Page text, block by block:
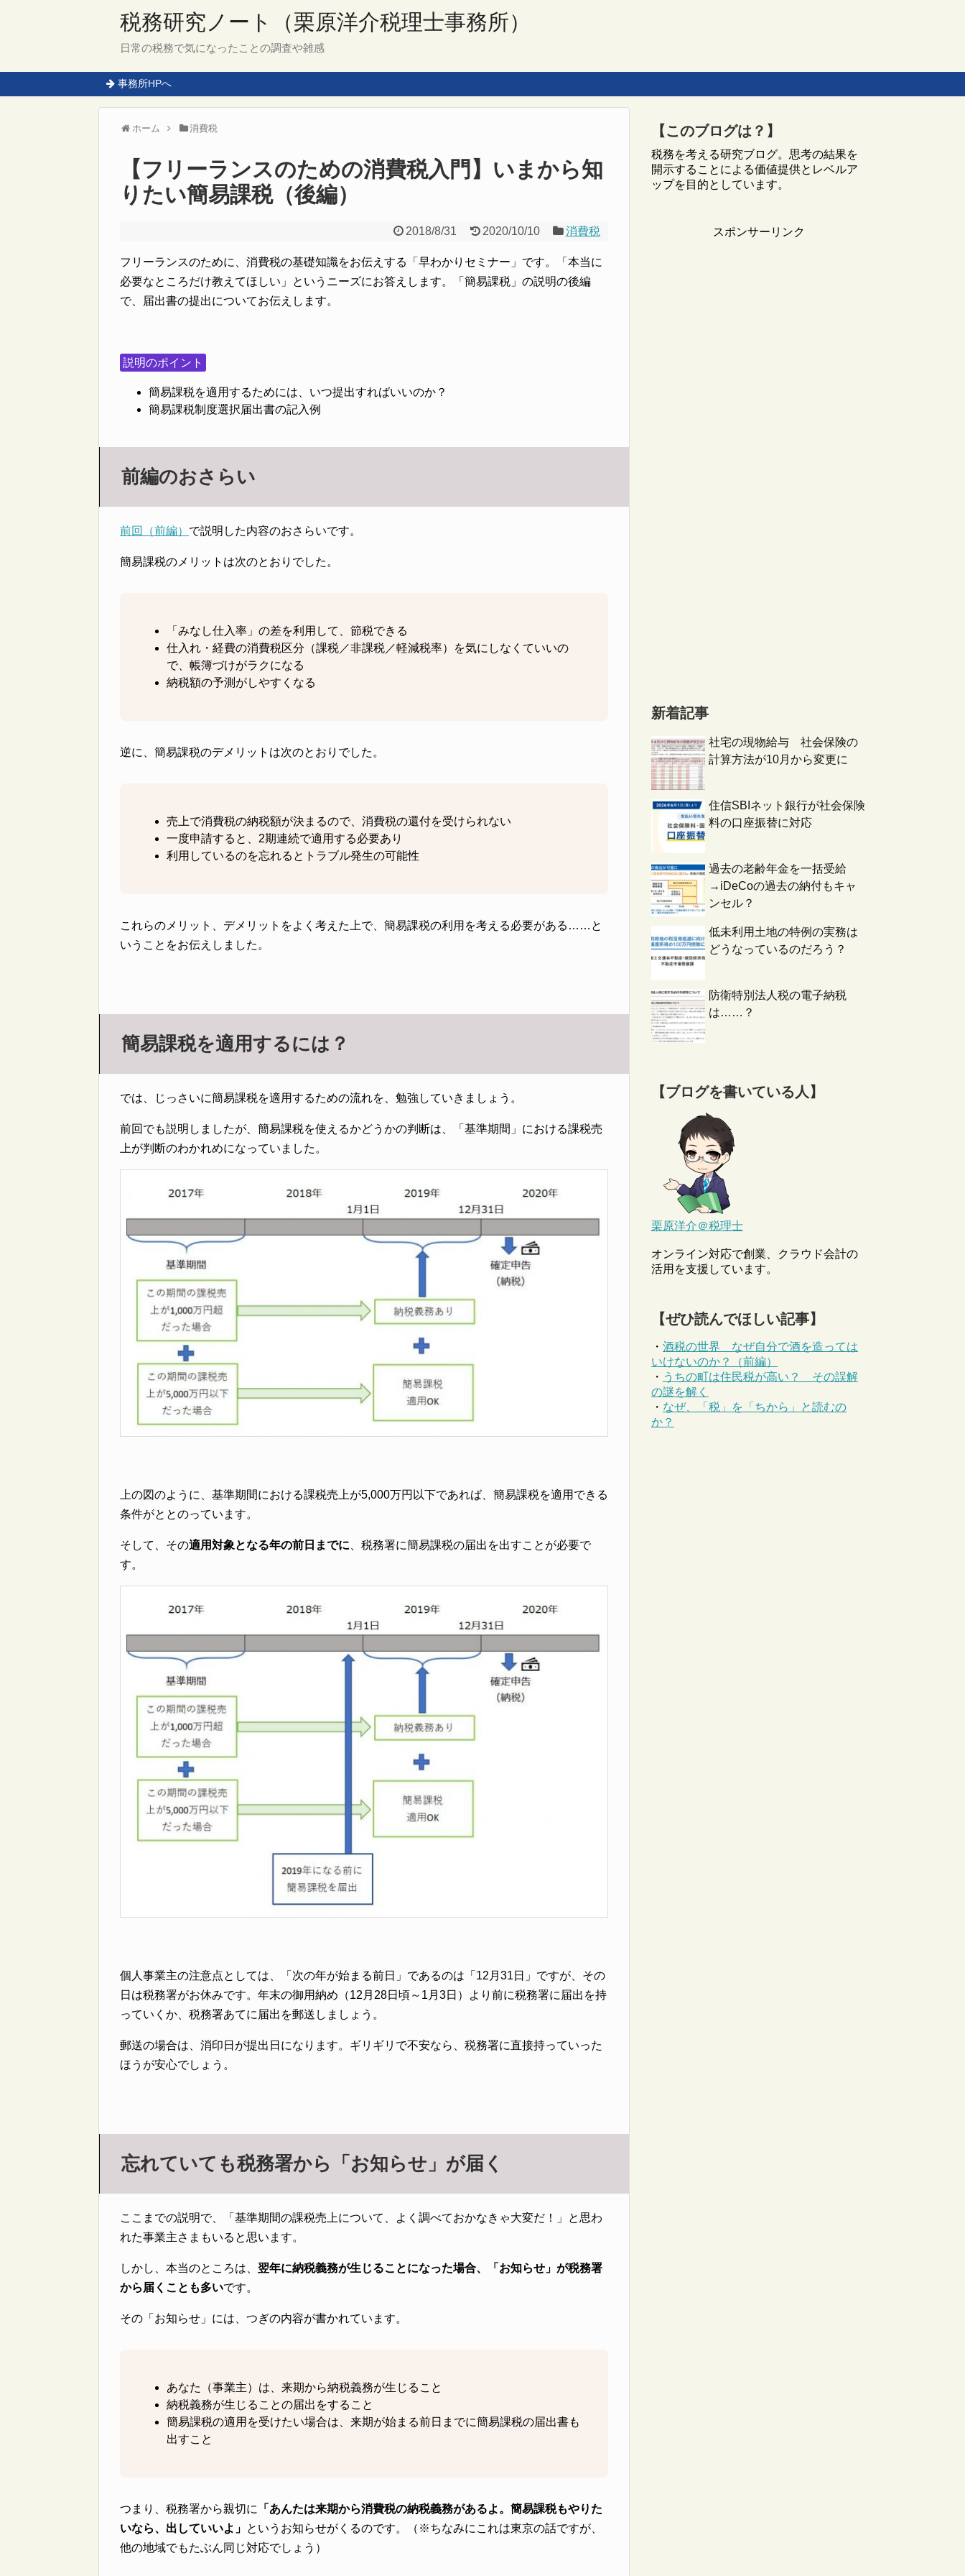
税務研究ノート（栗原洋介税理士事務所）
日常の税務で気になったことの調査や雑感
事務所HPへ
ホーム 消費税
【フリーランスのための消費税入門】いまから知
りたい簡易課税（後編）
2018/8/31 2020/10/10 消費税
フリーランスのために、消費税の基礎知識をお伝えする「早わかりセミナー」です。「本当に
必要なところだけ教えてほしい」というニーズにお答えします。「簡易課税」の説明の後編
で、届出書の提出についてお伝えします。
説明のポイント
簡易課税を適用するためには、いつ提出すればいいのか？
簡易課税制度選択届出書の記入例
前編のおさらい
前回（前編） で説明した内容のおさらいです。
簡易課税のメリットは次のとおりでした。
「みなし仕入率」の差を利用して、節税できる
仕入れ・経費の消費税区分（課税／非課税／軽減税率）を気にしなくていいの
で、帳簿づけがラクになる
納税額の予測がしやすくなる
逆に、簡易課税のデメリットは次のとおりでした。
売上で消費税の納税額が決まるので、消費税の還付を受けられない
一度申請すると、2期連続で適用する必要あり
利用しているのを忘れるとトラブル発生の可能性
これらのメリット、デメリットをよく考えた上で、簡易課税の利用を考える必要がある……と
いうことをお伝えしました。
簡易課税を適用するには？
では、じっさいに簡易課税を適用するための流れを、勉強していきましょう。
前回でも説明しましたが、簡易課税を使えるかどうかの判断は、「基準期間」における課税売
上が判断のわかれめになっていました。
上の図のように、基準期間における課税売上が5,000万円以下であれば、簡易課税を適用できる
条件がととのっています。
そして、その適用対象となる年の前日までに 、税務署に簡易課税の届出を出すことが必要で
す。
個人事業主の注意点としては、「次の年が始まる前日」であるのは「12月31日」ですが、その
日は税務署がお休みです。年末の御用納め（12月28日頃～1月3日）より前に税務署に届出を持
っていくか、税務署あてに届出を郵送しましょう。
郵送の場合は、消印日が提出日になります。ギリギリで不安なら、税務署に直接持っていった
ほうが安心でしょう。
忘れていても税務署から「お知らせ」が届く
ここまでの説明で、「基準期間の課税売上について、よく調べておかなきゃ大変だ！」と思わ
れた事業主さまもいると思います。
しかし、本当のところは、 翌年に納税義務が生じることになった場合、「お知らせ」が税務署
から届くことも多いです。
その「お知らせ」には、つぎの内容が書かれています。
あなた（事業主）は、来期から納税義務が生じること
納税義務が生じることの届出をすること
簡易課税の適用を受けたい場合は、来期が始まる前日までに簡易課税の届出書も
出すこと
つまり、税務署から親切に
「あんたは来期から消費税の納税義務があるよ。簡易課税もやりた
いなら、出していいよ」 というお知らせがくるのです。（※ちなみにこれは東京の話ですが、
他の地域でもたぶん同じ対応でしょう）
【このブログは？】
税務を考える研究ブログ。思考の結果を
開示することによる価値提供とレベルア
ップを目的としています。
スポンサーリンク
新着記事
社宅の現物給与 社会保険の
計算方法が10月から変更に
住信SBIネット銀行が社会保険
料の口座振替に対応
過去の老齢年金を一括受給
→iDeCoの過去の納付もキャ
ンセル？
低未利用土地の特例の実務は
どうなっているのだろう？
防衛特別法人税の電子納税
は……？
【ブログを書いている人】
栗原洋介＠税理士
オンライン対応で創業、クラウド会計の
活用を支援しています。
【ぜひ読んでほしい記事】
・ 酒税の世界 なぜ自分で酒を造っては
いけないのか？（前編）
・ うちの町は住民税が高い？ その誤解
の謎を解く
・ なぜ、「税」を「ちから」と読むの
か？